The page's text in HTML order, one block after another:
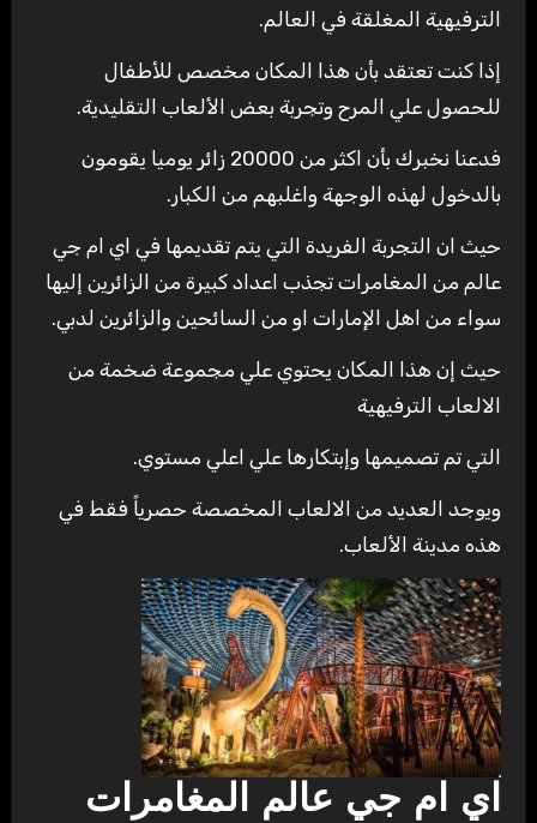
الترفيهية المغلقة في العالم.
إذا كنت تعتقد بأن هذا المكان مخصص للأطفال
للحصول علي المرح وتجربة بعض الألعاب التقليدية.
فدعنا نخبرك بأن اكثر من 20000 زائر يوميا يقومون
بالدخول لهذه الوجهة واغلبهم من الكبار.
حيث ان التجربة الفريدة التي يتم تقديمها في اي ام جي
عالم من المغامرات تجذب اعداد كبيرة من الزائرين إليها
سواء من اهل الإمارات او من السائحين والزائرين لدبي.
حيث إن هذا المكان يحتوي علي مجموعة ضخمة من
الالعاب الترفيهية
التي تم تصميمها وإبتكارها علي اعلي مستوي.
ويوجد العديد من الالعاب المخصصة حصرياً فقط في
هذه مدينة الألعاب.
اي ام جي عالم المغامرات